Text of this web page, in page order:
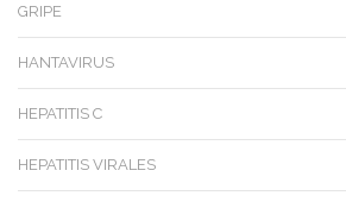
GRIPE
HANTAVIRUS
HEPATITIS C
HEPATITIS VIRALES